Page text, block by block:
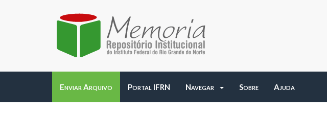
Enviar Arquivo Portal IFRN Navegar Sobre Ajuda